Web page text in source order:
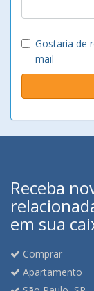
Gostaria de
mail
Receba
em sua
Comprar
Apartamento